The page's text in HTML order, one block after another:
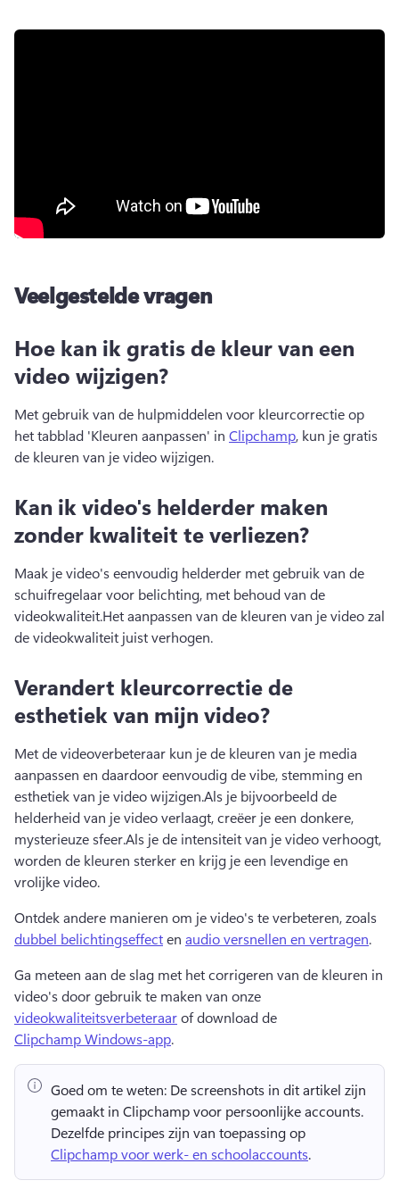
Veelgestelde vragen
Hoe kan ik gratis de kleur van een
video wijzigen?
Met gebruik van de hulpmiddelen voor kleurcorrectie op
het tabblad 'Kleuren aanpassen' in Clipchamp, kun je gratis
de kleuren van je video wijzigen.
Kan ik video's helderder maken
zonder kwaliteit te verliezen?
Maak je video's eenvoudig helderder met gebruik van de
schuifregelaar voor belichting, met behoud van de
videokwaliteit.Het aanpassen van de kleuren van je video zal
de videokwaliteit juist verhogen.
Verandert kleurcorrectie de
esthetiek van mijn video?
Met de videoverbeteraar kun je de kleuren van je media
aanpassen en daardoor eenvoudig de vibe, stemming en
esthetiek van je video wijzigen.Als je bijvoorbeeld de
helderheid van je video verlaagt, creëer je een donkere,
mysterieuze sfeer.Als je de intensiteit van je video verhoogt,
worden de kleuren sterker en krijg je een levendige en
vrolijke video.
Ontdek andere manieren om je video's te verbeteren, zoals
dubbel belichtingseffect en audio versnellen en vertragen.
Ga meteen aan de slag met het corrigeren van de kleuren in
video's door gebruik te maken van onze
videokwaliteitsverbeteraar of download de
Clipchamp Windows-app.
Goed om te weten: De screenshots in dit artikel zijn
Clipchamp voor werk- en schoolaccounts.